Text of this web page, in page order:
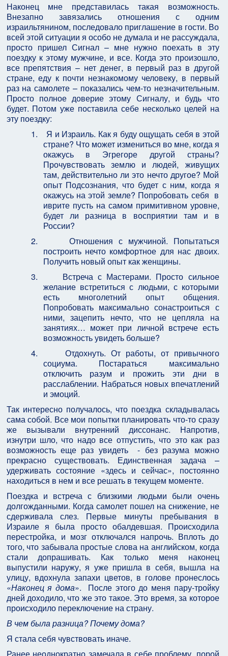
Наконец мне представилась такая возможность.
Внезапно завязались отношения с одним
израильтянином, последовало приглашение в гости. Во
всей этой ситуации я особо не думала и не рассуждала,
просто пришел Сигнал – мне нужно поехать в эту
поездку к этому мужчине, и все. Когда это произошло,
все препятствия – нет денег, в первый раз в другой
стране, еду к почти незнакомому человеку, в первый
раз на самолете – показались чем-то незначительным.
Просто полное доверие этому Сигналу, и будь что
будет. Потом уже поставила себе несколько целей на
эту поездку:
1.
Я и Израиль. Как я буду ощущать себя в этой
стране? Что может измениться во мне, когда я
окажусь в Эгрегоре другой страны?
Прочувствовать землю и людей, живущих
там, действительно ли это нечто другое? Мой
опыт Подсознания, что будет с ним, когда я
окажусь на этой земле? Попробовать себя в
иврите пусть на самом примитивном уровне,
будет ли разница в восприятии там и в
России?
2.
Отношения с мужчиной. Попытаться
построить нечто комфортное для нас двоих.
Получить новый опыт как женщины.
3.
Встреча с Мастерами. Просто сильное
желание встретиться с людьми, с которыми
есть многолетний опыт общения.
Попробовать максимально сонастроиться с
ними, зацепить нечто, что не цепляла на
занятиях… может при личной встрече есть
возможность увидеть больше?
4.
Отдохнуть. От работы, от привычного
социума. Постараться максимально
отключить разум и прожить эти дни в
расслаблении. Набраться новых впечатлений
и эмоций.
Так интересно получалось, что поездка складывалась
сама собой. Все мои попытки планировать что-то сразу
же вызывали внутренний диссонанс. Напротив,
изнутри шло, что надо все отпустить, что это как раз
возможность еще раз увидеть - без разума можно
прекрасно существовать. Единственная задача –
удерживать состояние «здесь и сейчас», постоянно
находиться в нем и все решать в текущем моменте.
Поездка и встреча с близкими людьми были очень
долгожданными. Когда самолет пошел на снижение, не
сдерживала слез. Первые минуты пребывания в
Израиле я была просто обалдевшая. Происходила
перестройка, и мозг отключался напрочь. Вплоть до
того, что забывала простые слова на английском, когда
стали допрашивать. Как только меня наконец
выпустили наружу, я уже пришла в себя, вышла на
улицу, вдохнула запахи цветов, в голове пронеслось
«Наконец я дома». После этого до меня пару-тройку
дней доходило, что же это такое. Это время, за которое
происходило переключение на страну.
В чем была разница? Почему дома?
Я стала себя чувствовать иначе.